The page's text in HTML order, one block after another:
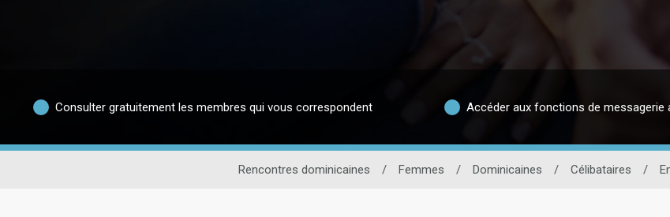
Consulter gratuitement les membres qui vous correspondent Accéder aux fonctions de messagerie
Rencontres dominicaines / Femmes / Dominicaines / Célibataires /